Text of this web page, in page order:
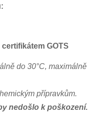
GOTS
do 30°C, maximálně
přípravkům.
nedošlo k poškození.